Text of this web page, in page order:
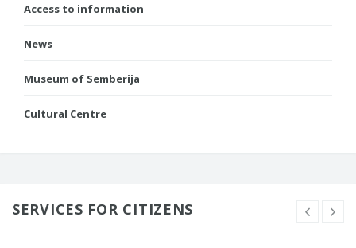
Access to information
News
Museum of Semberija
Cultural Centre
SERVICES FOR CITIZENS